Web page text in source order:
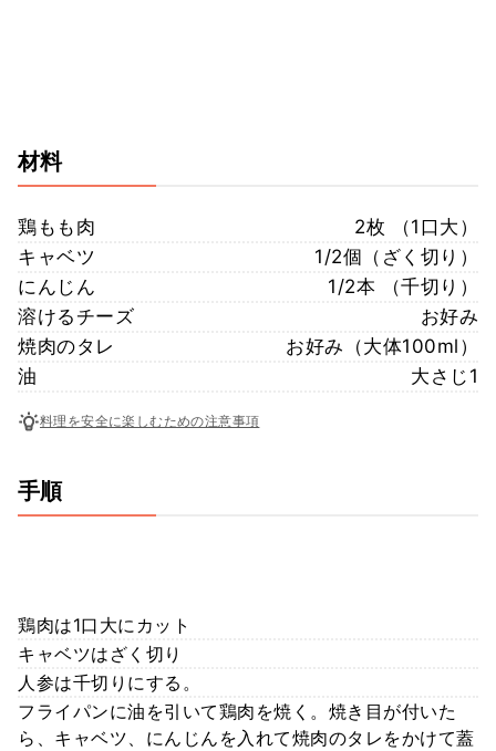
材料
鶏もも肉
2枚 （1口大）
キャベツ
1/2個（ざく切り）
にんじん
1/2本 （千切り）
溶けるチーズ
お好み
焼肉のタレ
お好み（大体100ml）
油
大さじ1
料理を安全に楽しむための注意事項
手順
鶏肉は1口大にカット
キャベツはざく切り
人参は千切りにする。
フライパンに油を引いて鶏肉を焼く。焼き目が付いた
ら、キャベツ、にんじんを入れて焼肉のタレをかけて蓋